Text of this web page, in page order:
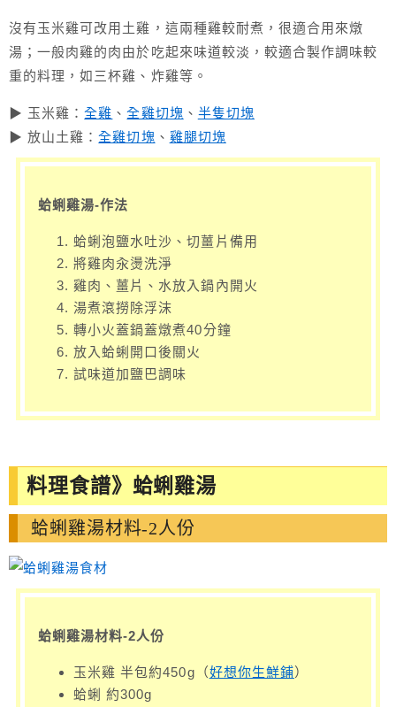
沒有玉米雞可改用土雞，這兩種雞較耐煮，很適合用來燉
湯；一般肉雞的肉由於吃起來味道較淡，較適合製作調味較
重的料理，如三杯雞、炸雞等。
▶ 玉米雞：全雞 、全雞切塊 、 半隻切塊
▶ 放山土雞：全雞切塊 、 雞腿切塊
蛤蜊雞湯-作法
蛤蜊泡鹽水吐沙、切薑片備用
將雞肉汆燙洗淨
雞肉、薑片、水放入鍋內開火
湯煮滾撈除浮沫
轉小火蓋鍋蓋燉煮40分鐘
放入蛤蜊開口後關火
試味道加鹽巴調味
料理食譜》蛤蜊雞湯
蛤蜊雞湯材料-2人份
蛤蜊雞湯材料-2人份
玉米雞 半包約450g（好想你生鮮鋪）
蛤蜊 約300g